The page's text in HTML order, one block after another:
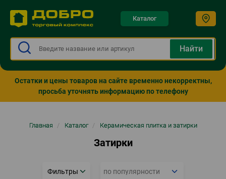
Каталог
Остатки и цены товаров на сайте временно некорректны,
просьба уточнять информацию по телефону
СтрокаГлавная / Каталог / Керамическая плитка и затирки
Затирки
Фильтры